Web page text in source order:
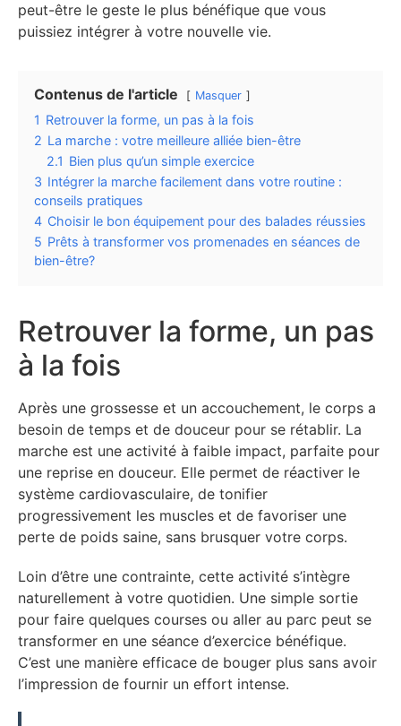
peut-être le geste le plus bénéfique que vous
puissiez intégrer à votre nouvelle vie.
Contenus de l'article Masquer
1 Retrouver la forme, un pas à la fois
2 La marche : votre meilleure alliée bien-être
2.1 Bien plus qu’un simple exercice
3 Intégrer la marche facilement dans votre routine :
conseils pratiques
4 Choisir le bon équipement pour des balades réussies
5 Prêts à transformer vos promenades en séances de
bien-être?
Retrouver la forme, un pas
à la fois
Après une grossesse et un accouchement, le corps a
besoin de temps et de douceur pour se rétablir. La
marche est une activité à faible impact, parfaite pour
une reprise en douceur. Elle permet de réactiver le
système cardiovasculaire, de tonifier
progressivement les muscles et de favoriser une
perte de poids saine, sans brusquer votre corps.
Loin d’être une contrainte, cette activité s’intègre
naturellement à votre quotidien. Une simple sortie
pour faire quelques courses ou aller au parc peut se
transformer en une séance d’exercice bénéfique.
C’est une manière efficace de bouger plus sans avoir
l’impression de fournir un effort intense.